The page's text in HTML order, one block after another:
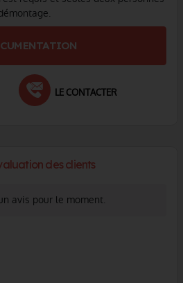
LE CONTACTER
des clients
avis pour le moment.